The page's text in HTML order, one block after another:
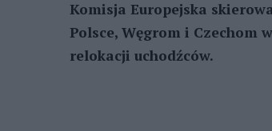
Komisja Europejska
Polsce, Węgrom i Czechom
relokacji uchodźców.